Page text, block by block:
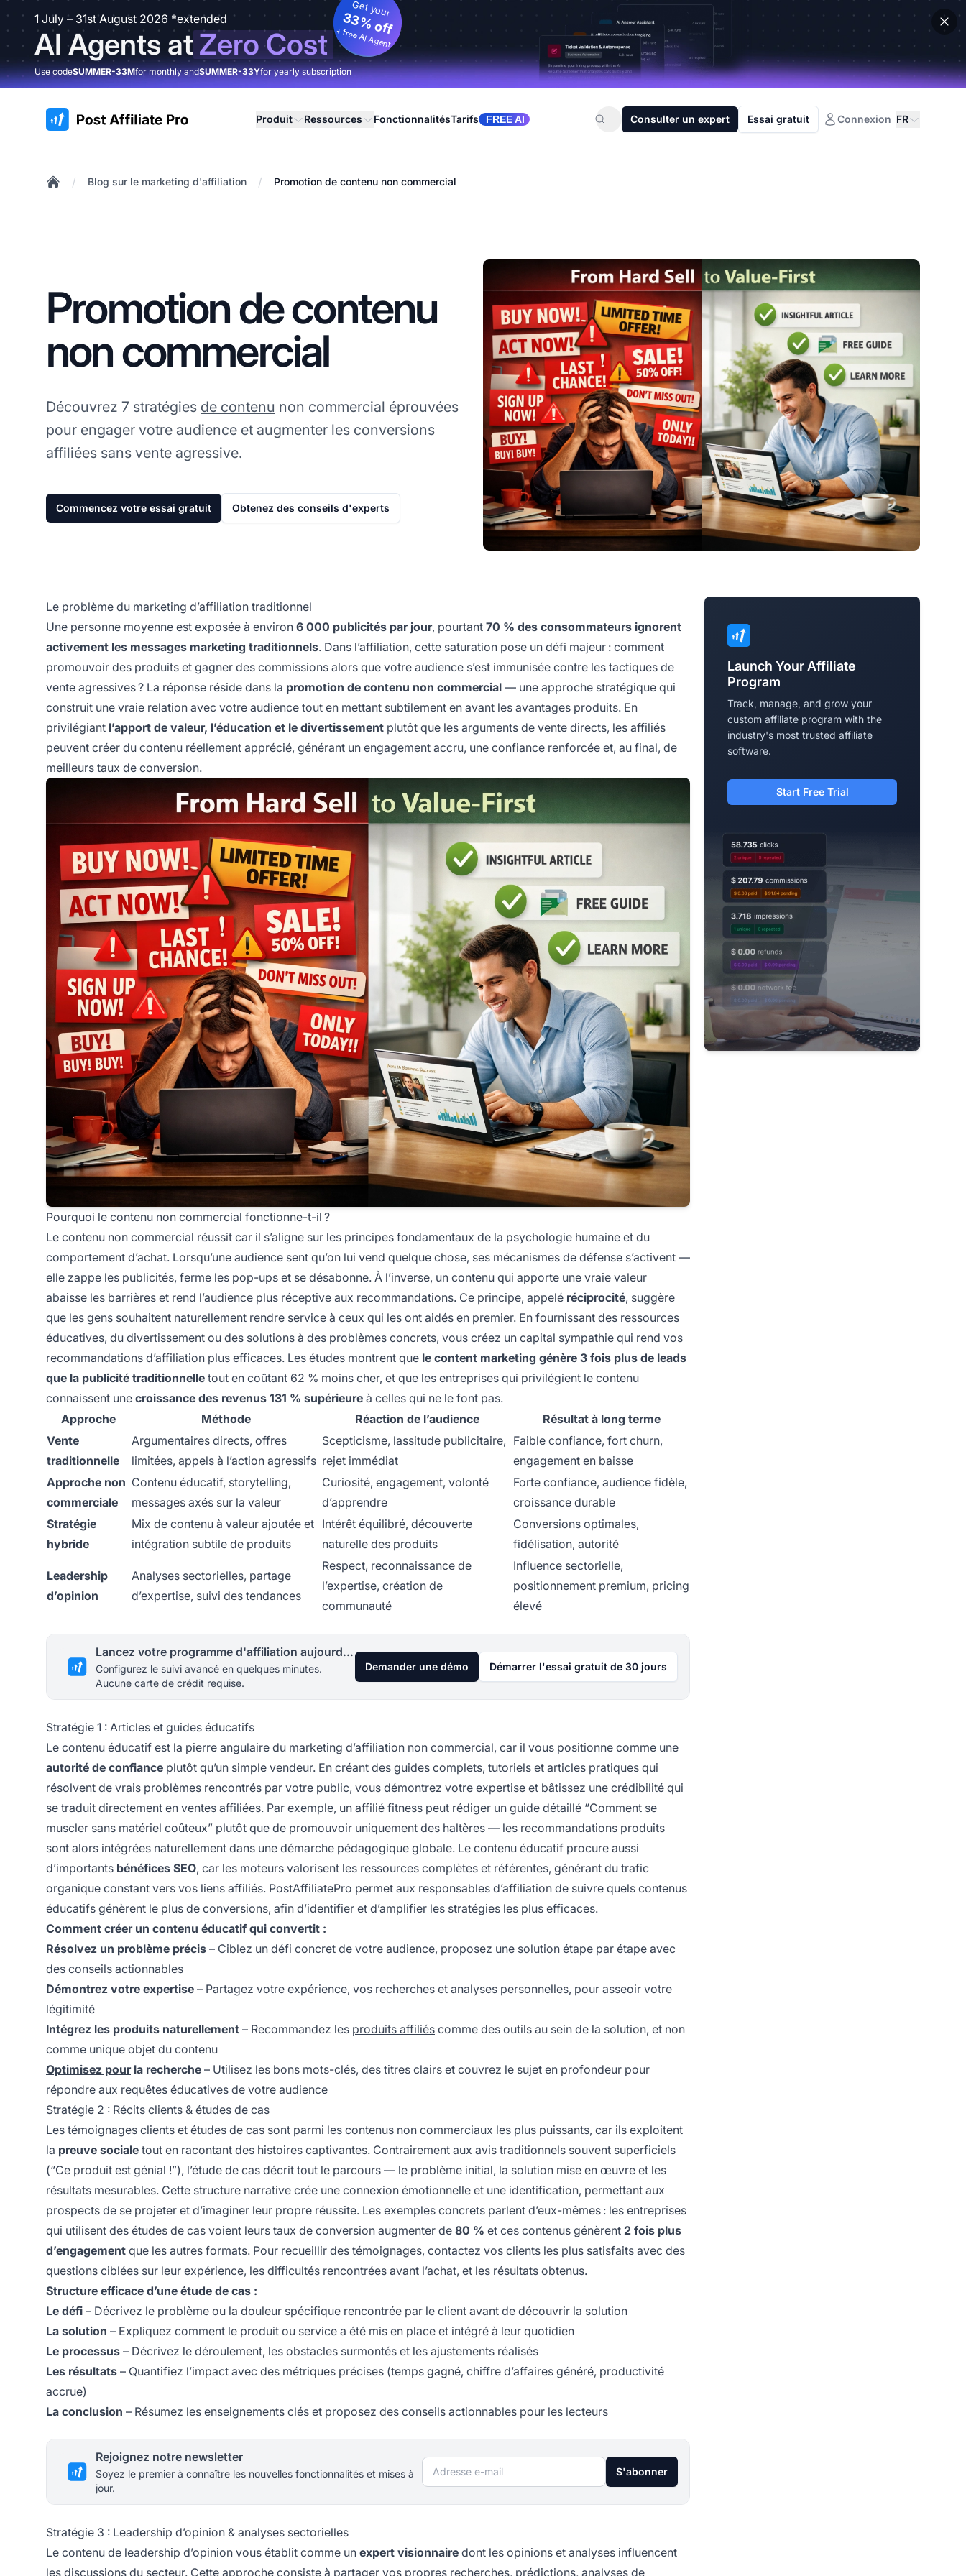
1 July – 31st August 2026 *extended
AI Agents atZero Cost
Get your
33% off
+ free AI Agent
Use codeSUMMER-33Mfor monthly andSUMMER-33Yfor yearly subscription
:site.title Produit Ressources FonctionnalitésTarifs FREE AI Consulter un expert Essai gratuit Connexion FR
/ Blog sur le marketing d'affiliation / Promotion de contenu non commercial
Promotion de contenu
non commercial
Découvrez 7 stratégies de contenu non commercial éprouvées
pour engager votre audience et augmenter les conversions
affiliées sans vente agressive.
Commencez votre essai gratuit Obtenez des conseils d'experts
Le problème du marketing d’affiliation traditionnel
Une personne moyenne est exposée à environ 6 000 publicités par jour, pourtant 70 % des consommateurs ignorent
activement les messages marketing traditionnels. Dans l’affiliation, cette saturation pose un défi majeur : comment
promouvoir des produits et gagner des commissions alors que votre audience s’est immunisée contre les tactiques de
vente agressives ? La réponse réside dans la promotion de contenu non commercial — une approche stratégique qui
construit une vraie relation avec votre audience tout en mettant subtilement en avant les avantages produits. En
privilégiant l’apport de valeur, l’éducation et le divertissement plutôt que les arguments de vente directs, les affiliés
peuvent créer du contenu réellement apprécié, générant un engagement accru, une confiance renforcée et, au final, de
meilleurs taux de conversion.
Pourquoi le contenu non commercial fonctionne-t-il ?
Le contenu non commercial réussit car il s’aligne sur les principes fondamentaux de la psychologie humaine et du
comportement d’achat. Lorsqu’une audience sent qu’on lui vend quelque chose, ses mécanismes de défense s’activent —
elle zappe les publicités, ferme les pop-ups et se désabonne. À l’inverse, un contenu qui apporte une vraie valeur
abaisse les barrières et rend l’audience plus réceptive aux recommandations. Ce principe, appelé réciprocité, suggère
que les gens souhaitent naturellement rendre service à ceux qui les ont aidés en premier. En fournissant des ressources
éducatives, du divertissement ou des solutions à des problèmes concrets, vous créez un capital sympathie qui rend vos
recommandations d’affiliation plus efficaces. Les études montrent que le content marketing génère 3 fois plus de leads
que la publicité traditionnelle tout en coûtant 62 % moins cher, et que les entreprises qui privilégient le contenu
connaissent une croissance des revenus 131 % supérieure à celles qui ne le font pas.
Approche
Méthode Réaction de l’audience
Résultat à long terme
Vente
traditionnelle
Argumentaires directs, offres
limitées, appels à l’action agressifs
Scepticisme, lassitude publicitaire,
rejet immédiat
Faible confiance, fort churn,
engagement en baisse
Approche non
commerciale
Contenu éducatif, storytelling,
messages axés sur la valeur
Curiosité, engagement, volonté
d’apprendre
Forte confiance, audience fidèle,
croissance durable
Stratégie
hybride
Mix de contenu à valeur ajoutée et
intégration subtile de produits
Intérêt équilibré, découverte
naturelle des produits
Conversions optimales,
fidélisation, autorité
Leadership
d’opinion
Analyses sectorielles, partage
d’expertise, suivi des tendances
Respect, reconnaissance de
l’expertise, création de
communauté
Influence sectorielle,
positionnement premium, pricing
élevé
Lancez votre programme d'affiliation aujourd'hui
Configurez le suivi avancé en quelques minutes.
Aucune carte de crédit requise.
Demander une démo Démarrer l'essai gratuit de 30 jours
Stratégie 1 : Articles et guides éducatifs
Le contenu éducatif est la pierre angulaire du marketing d’affiliation non commercial, car il vous positionne comme une
autorité de confiance plutôt qu’un simple vendeur. En créant des guides complets, tutoriels et articles pratiques qui
résolvent de vrais problèmes rencontrés par votre public, vous démontrez votre expertise et bâtissez une crédibilité qui
se traduit directement en ventes affiliées. Par exemple, un affilié fitness peut rédiger un guide détaillé “Comment se
muscler sans matériel coûteux” plutôt que de promouvoir uniquement des haltères — les recommandations produits
sont alors intégrées naturellement dans une démarche pédagogique globale. Le contenu éducatif procure aussi
d’importants bénéfices SEO, car les moteurs valorisent les ressources complètes et référentes, générant du trafic
organique constant vers vos liens affiliés. PostAffiliatePro permet aux responsables d’affiliation de suivre quels contenus
éducatifs génèrent le plus de conversions, afin d’identifier et d’amplifier les stratégies les plus efficaces.
Comment créer un contenu éducatif qui convertit :
Résolvez un problème précis – Ciblez un défi concret de votre audience, proposez une solution étape par étape avec
des conseils actionnables
Démontrez votre expertise – Partagez votre expérience, vos recherches et analyses personnelles, pour asseoir votre
légitimité
Intégrez les produits naturellement – Recommandez les produits affiliés comme des outils au sein de la solution, et non
comme unique objet du contenu
Optimisez pourla recherche – Utilisez les bons mots-clés, des titres clairs et couvrez le sujet en profondeur pour
répondre aux requêtes éducatives de votre audience
Stratégie 2 : Récits clients & études de cas
Les témoignages clients et études de cas sont parmi les contenus non commerciaux les plus puissants, car ils exploitent
la preuve sociale tout en racontant des histoires captivantes. Contrairement aux avis traditionnels souvent superficiels
(“Ce produit est génial !”), l’étude de cas décrit tout le parcours — le problème initial, la solution mise en œuvre et les
résultats mesurables. Cette structure narrative crée une connexion émotionnelle et une identification, permettant aux
prospects de se projeter et d’imaginer leur propre réussite. Les exemples concrets parlent d’eux-mêmes : les entreprises
qui utilisent des études de cas voient leurs taux de conversion augmenter de 80 % et ces contenus génèrent 2 fois plus
d’engagement que les autres formats. Pour recueillir des témoignages, contactez vos clients les plus satisfaits avec des
questions ciblées sur leur expérience, les difficultés rencontrées avant l’achat, et les résultats obtenus.
Structure efficace d’une étude de cas :
Le défi – Décrivez le problème ou la douleur spécifique rencontrée par le client avant de découvrir la solution
La solution – Expliquez comment le produit ou service a été mis en place et intégré à leur quotidien
Le processus – Décrivez le déroulement, les obstacles surmontés et les ajustements réalisés
Les résultats – Quantifiez l’impact avec des métriques précises (temps gagné, chiffre d’affaires généré, productivité
accrue)
La conclusion – Résumez les enseignements clés et proposez des conseils actionnables pour les lecteurs
Rejoignez notre newsletter
Soyez le premier à connaître les nouvelles fonctionnalités et mises à
jour.
Adresse e-mail S'abonner
Stratégie 3 : Leadership d’opinion & analyses sectorielles
Le contenu de leadership d’opinion vous établit comme un expert visionnaire dont les opinions et analyses influencent
les discussions du secteur. Cette approche consiste à partager vos propres recherches, prédictions, analyses de
Launch Your Affiliate
Program
Track, manage, and grow your
custom affiliate program with the
industry's most trusted affiliate
software.
Start Free Trial